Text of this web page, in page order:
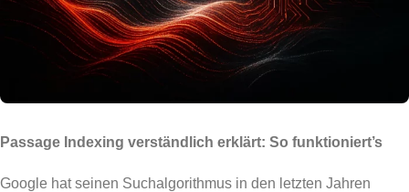
Passage Indexing verständlich erklärt: So funktioniert’s
Google hat seinen Suchalgorithmus in den letzten Jahren